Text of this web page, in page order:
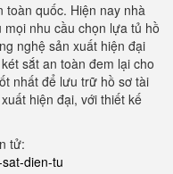
toàn quốc. Hiện nay nhà
nhu cầu chọn lựa tủ hồ
nghệ sản xuất hiện đại
sắt an toàn đem lại cho
nhất để lưu trữ hồ sơ tài
hiện đại, với thiết kế
tử:
dien-tu